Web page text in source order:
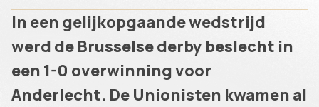
In een gelijkopgaande wedstrijd
werd de Brusselse derby beslecht in
een 1-0 overwinning voor
Anderlecht. De Unionisten kwamen al